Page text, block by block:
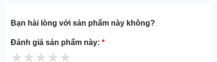
Bạn hài lòng với sản phẩm này không?
Đánh giá sản phẩm này:*
★★★★★